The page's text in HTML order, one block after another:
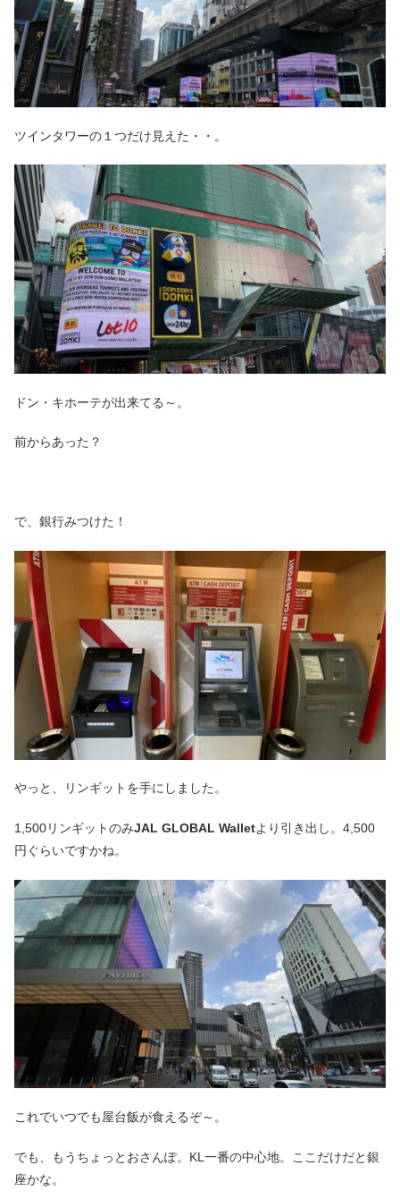
ツインタワーの１つだけ見えた・・。
ドン・キホーテが出来てる～。
前からあった？
で、銀行みつけた！
やっと、リンギットを手にしました。
1,500リンギットのみJAL GLOBAL Walletより引き出し。4,500
円ぐらいですかね。
これでいつでも屋台飯が食えるぞ～。
でも、もうちょっとおさんぽ。KL一番の中心地。ここだけだと銀
座かな。